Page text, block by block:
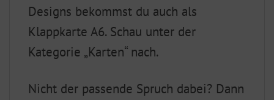
Designs bekommst du auch als
Klappkarte A6. Schau unter der
Kategorie „Karten“ nach.
Nicht der passende Spruch dabei? Dann